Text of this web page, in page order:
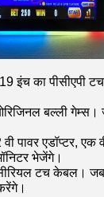
इंच का पीसीएपी टच
बल्ली
पावर एडॉप्टर, एक
भेजेंगे।
टच केबल।